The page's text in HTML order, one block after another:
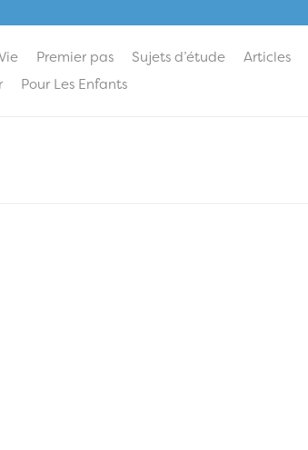
Premier pas Sujets d’étude Articles
Pour Les Enfants